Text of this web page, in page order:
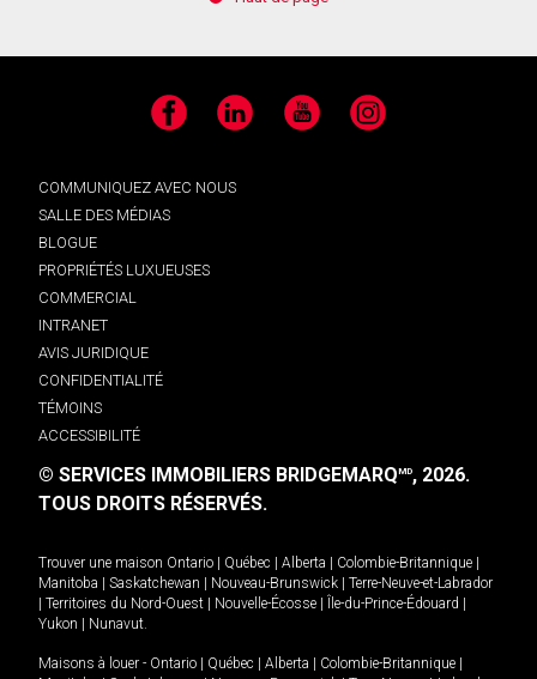
Facebook LinkedIn YouTube Instagram
COMMUNIQUEZ AVEC NOUS
SALLE DES MÉDIAS
BLOGUE
PROPRIÉTÉS LUXUEUSES
COMMERCIAL
INTRANET
AVIS JURIDIQUE
CONFIDENTIALITÉ
TÉMOINS
ACCESSIBILITÉ
© SERVICES IMMOBILIERS BRIDGEMARQMD, 2026.
TOUS DROITS RÉSERVÉS.
Trouver une maison Ontario | Québec | Alberta | Colombie-Britannique |
Manitoba | Saskatchewan | Nouveau-Brunswick | Terre-Neuve-et-Labrador
| Territoires du Nord-Ouest | Nouvelle-Écosse | Île-du-Prince-Édouard |
Yukon | Nunavut.
Maisons à louer - Ontario | Québec | Alberta | Colombie-Britannique |